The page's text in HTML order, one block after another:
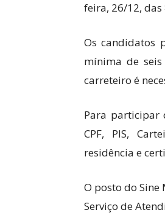
feira, 26/12, das
Os candidatos
mínima de
carreteiro é
Para participar
CPF, PIS,
residência e
O posto do Sine
Serviço de